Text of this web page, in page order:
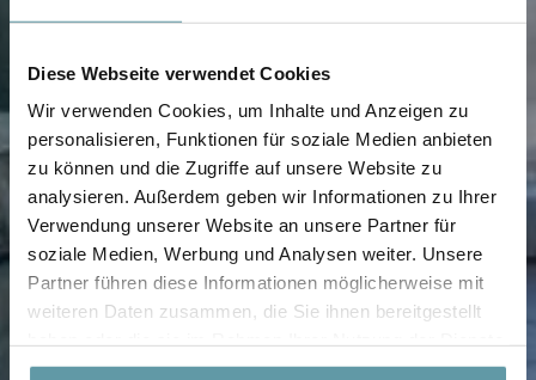
Diese Webseite verwendet Cookies
Wir verwenden Cookies, um Inhalte und Anzeigen zu
personalisieren, Funktionen für soziale Medien anbieten
zu können und die Zugriffe auf unsere Website zu
analysieren. Außerdem geben wir Informationen zu Ihrer
Verwendung unserer Website an unsere Partner für
soziale Medien, Werbung und Analysen weiter. Unsere
Partner führen diese Informationen möglicherweise mit
weiteren Daten zusammen, die Sie ihnen bereitgestellt
gesammelt haben.